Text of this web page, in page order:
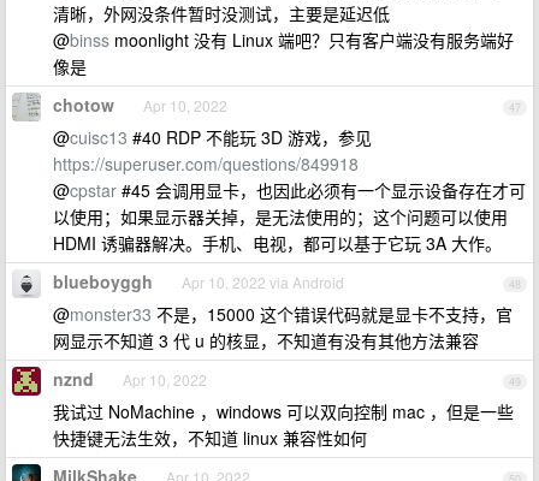
清晰，外网没条件暂时没测试，主要是延迟低
@binss moonlight 没有 Linux 端吧？只有客户端没有服务端好
像是
47
chotow Apr 10, 2022
@cuisc13 #40 RDP 不能玩 3D 游戏，参见
https://superuser.com/questions/849918
@cpstar #45 会调用显卡，也因此必须有一个显示设备存在才可
以使用；如果显示器关掉，是无法使用的；这个问题可以使用
HDMI 诱骗器解决。手机、电视，都可以基于它玩 3A 大作。
48
blueboyggh Apr 10, 2022 via Android
@monster33 不是，15000 这个错误代码就是显卡不支持，官
网显示不知道 3 代 u 的核显，不知道有没有其他方法兼容
49
nznd Apr 10, 2022
我试过 NoMachine ，windows 可以双向控制 mac ，但是一些
快捷键无法生效，不知道 linux 兼容性如何
MilkShake Apr 10, 2022